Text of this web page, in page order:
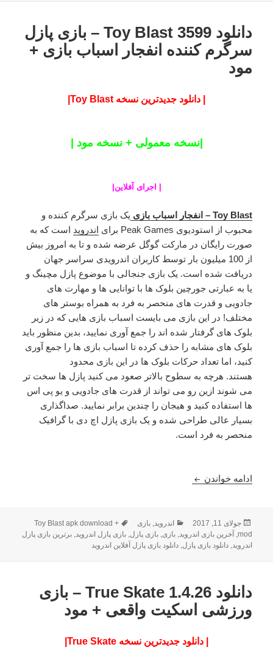
دانلود Toy Blast 3599 – بازی پازل
سرگرم کننده انفجار اسباب بازی +
مود
| دانلود جدیدترین نسخه Toy Blast|
|نسخه معمولی + نسخه مود |
اجرای آفلاین
Toy Blast – انفجار اسباب بازی
یک بازی سرگرم کننده و
محبوب از استودیوی Peak Games برای
اندروید است که به
صورت رایگان در مارکت گوگل عرضه شده و تا به امروز بیش
از 100 میلیون بار توسط کاربران اندرویدی سراسر جهان
دریافت شده است. یک بازی جنجالی با موضوع پازل مچینگ و
یا به عبارتی جورچین بلوک ها با توانایی ها و مهارت های
جادویی و قدرت های منحصر به فرد به همراه بوستر های
مختلف! در این بازی می بایست اسباب بازی هایی که در زیر
بلوک های گرفتار شده اند را جمع آوری نمایید، بدین منظور باید
بلوک های مشابه را حذف کرده تا اسباب بازی ها را جمع آوری
کنید، اما تعداد حرکات بلوک ها در این بازی محدود
هستند. هرچه به سطوح بالاتر صعود می کنید پازل ها سخت تر
می شوند ازین رو می تواند از قدرت های جادویی و یو پی اس
ها استفاده کنید و هیجان را چندین برابر نمایید. صداگذاری
بسیار عالی طراحی شده و یک بازی پازل اچ دی با گرافیک
منحصر به فرد است.
ادامه خواندن دانلود Toy Blast 3599 – بازی پازل سرگرم کننده انفجار اسباب بازی + مود
ارسال
شده
در
جولای 11, 2017 دسته‌ها
اندروید ,بازی برچسب‌ها
Toy Blast apk download +
mod
,آخرین بازی اندروید ,بازی ,بازی پازل ,بازی پازل اندروید ,برترین بازی پازل
اندروید ,دانلود بازی پازل ,دانلود بازی پازل آفلاین اندروید
دانلود True Skate 1.4.26 – بازی
ورزشی اسکیت واقعی + مود
| دانلود جدیدترین نسخه True Skate|